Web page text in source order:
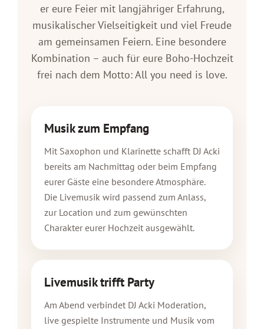
er eure Feier mit langjähriger Erfahrung,
musikalischer Vielseitigkeit und viel Freude
am gemeinsamen Feiern. Eine besondere
Kombination – auch für eure Boho-Hochzeit
frei nach dem Motto: All you need is love.
Musik zum Empfang
Mit Saxophon und Klarinette schafft DJ Acki
bereits am Nachmittag oder beim Empfang
eurer Gäste eine besondere Atmosphäre.
Die Livemusik wird passend zum Anlass,
zur Location und zum gewünschten
Charakter eurer Hochzeit ausgewählt.
Livemusik trifft Party
Am Abend verbindet DJ Acki Moderation,
live gespielte Instrumente und Musik vom